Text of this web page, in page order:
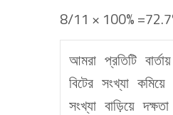
8/11 × 100%
আমরা প্রতিটি
বিটের সংখ্যা
সংখ্যা বাড়িয়ে